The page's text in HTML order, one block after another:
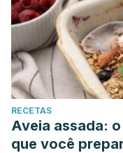
RECETAS
Aveia assada:
que você